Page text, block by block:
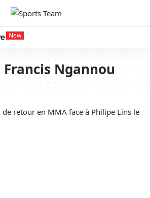
New
Francis Ngannou